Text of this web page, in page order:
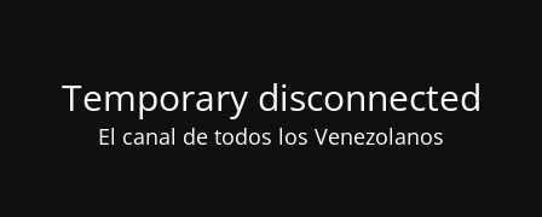
Temporary disconnected
El canal de todos los Venezolanos